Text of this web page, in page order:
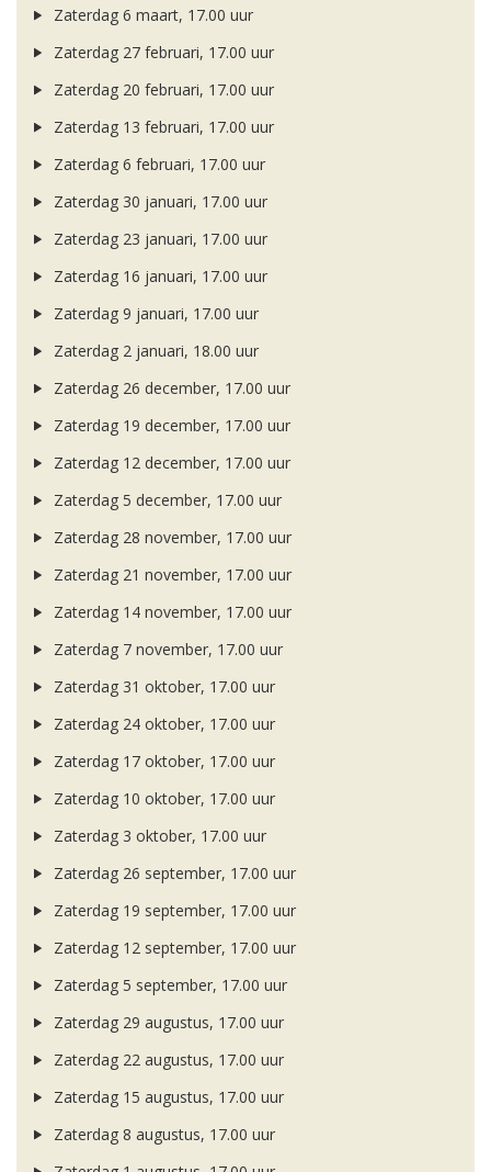
Zaterdag 6 maart, 17.00 uur
Zaterdag 27 februari, 17.00 uur
Zaterdag 20 februari, 17.00 uur
Zaterdag 13 februari, 17.00 uur
Zaterdag 6 februari, 17.00 uur
Zaterdag 30 januari, 17.00 uur
Zaterdag 23 januari, 17.00 uur
Zaterdag 16 januari, 17.00 uur
Zaterdag 9 januari, 17.00 uur
Zaterdag 2 januari, 18.00 uur
Zaterdag 26 december, 17.00 uur
Zaterdag 19 december, 17.00 uur
Zaterdag 12 december, 17.00 uur
Zaterdag 5 december, 17.00 uur
Zaterdag 28 november, 17.00 uur
Zaterdag 21 november, 17.00 uur
Zaterdag 14 november, 17.00 uur
Zaterdag 7 november, 17.00 uur
Zaterdag 31 oktober, 17.00 uur
Zaterdag 24 oktober, 17.00 uur
Zaterdag 17 oktober, 17.00 uur
Zaterdag 10 oktober, 17.00 uur
Zaterdag 3 oktober, 17.00 uur
Zaterdag 26 september, 17.00 uur
Zaterdag 19 september, 17.00 uur
Zaterdag 12 september, 17.00 uur
Zaterdag 5 september, 17.00 uur
Zaterdag 29 augustus, 17.00 uur
Zaterdag 22 augustus, 17.00 uur
Zaterdag 15 augustus, 17.00 uur
Zaterdag 8 augustus, 17.00 uur